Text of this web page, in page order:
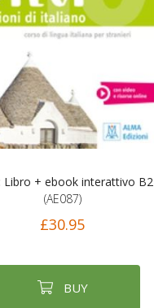
Libro + ebook interattivo B2
(AE087)
£30.95
BUY